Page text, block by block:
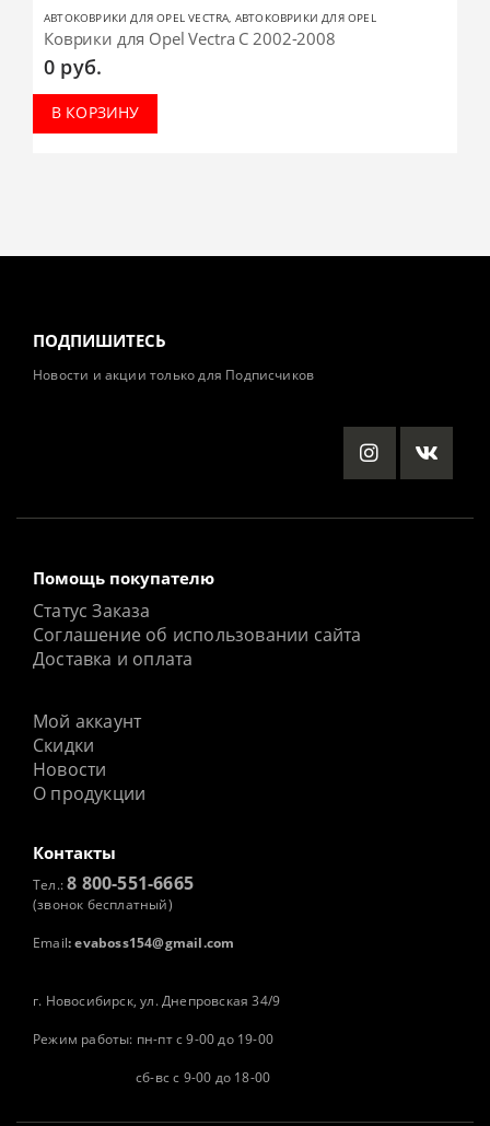
АВТОКОВРИКИ ДЛЯ OPEL VECTRA, АВТОКОВРИКИ ДЛЯ OPEL
Коврики для Opel Vectra C 2002-2008
0 руб.
В КОРЗИНУ
ПОДПИШИТЕСЬ
Новости и акции только для Подписчиков
Помощь покупателю
Статус Заказа
Соглашение об использовании сайта
Доставка и оплата
Мой аккаунт
Скидки
Новости
О продукции
Контакты
Тел.:8 800-551-6665
(звонок бесплатный)
Email: evaboss154@gmail.com
г. Новосибирск, ул. Днепровская 34/9
Режим работы: пн-пт с 9-00 до 19-00
сб-вс с 9-00 до 18-00